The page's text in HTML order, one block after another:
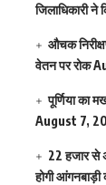
जिलाधिकारी ने
औचक
वेतन पर रोक
पूर्णिया का
August 7,
22 हजार से
होगी आंगनबाड़ी